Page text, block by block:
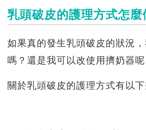
乳頭破皮的護理方式怎麼
如果真的發生乳頭破皮的狀況
嗎？還是我可以改使用擠奶器呢
關於乳頭破皮的護理方式有以